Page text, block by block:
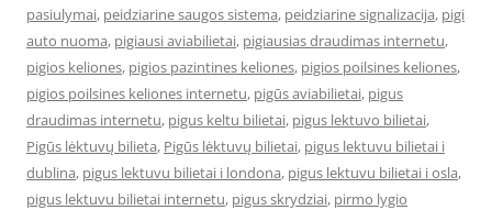
pasiulymai, peidziarine saugos sistema, peidziarine signalizacija, pigi
auto nuoma, pigiausi aviabilietai, pigiausias draudimas internetu,
pigios keliones, pigios pazintines keliones, pigios poilsines keliones,
pigios poilsines keliones internetu, pigūs aviabilietai, pigus
draudimas internetu, pigus keltu bilietai, pigus lektuvo bilietai,
Pigūs lėktuvų bilieta, Pigūs lėktuvų bilietai, pigus lektuvu bilietai i
dublina, pigus lektuvu bilietai i londona, pigus lektuvu bilietai i osla,
pigus lektuvu bilietai internetu, pigus skrydziai, pirmo lygio